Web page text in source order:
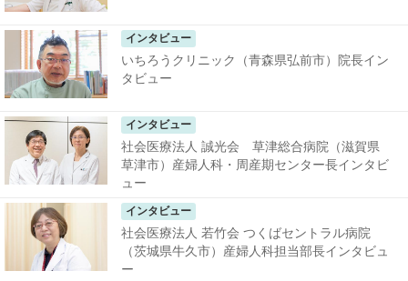
インタビュー
いちろうクリニック（青森県弘前市）院長イン
タビュー
インタビュー
社会医療法人 誠光会 草津総合病院（滋賀県
草津市）産婦人科・周産期センター長インタビ
ュー
インタビュー
社会医療法人 若竹会 つくばセントラル病院
（茨城県牛久市）産婦人科担当部長インタビュ
ー